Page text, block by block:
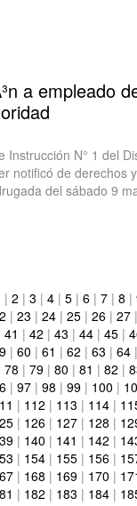
a empleado
Instrucción N° 1 del
notificó de derechos
del sábado 9
| 2 | 3 | 4| 5| 6| 7| 8 |
| 23 | 24| 25| 26| 27|
41 | 42 | 43 | 44| 45|
| 60 | 61 | 62 | 63 | 64|
78 | 79| 80 | 81 | 82 |
| 97| 98 | 99| 100 |
| 112 | 113 | 114|
| 126| 127| 128 |
| 140 | 141 | 142 |
| 154| 155| 156|
| 168 | 169| 170 |
| 182 | 183 | 184|